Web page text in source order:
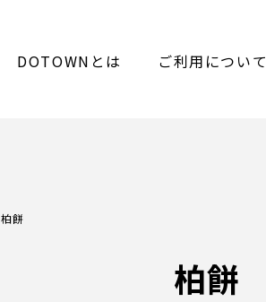
DOTOWNとは ご利用について
柏餅
柏餅